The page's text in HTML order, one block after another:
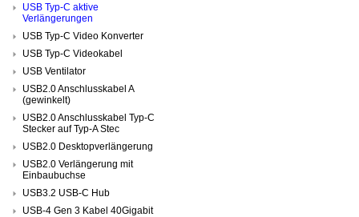
USB Typ-C aktive
Verlängerungen
USB Typ-C Video Konverter
USB Typ-C Videokabel
USB Ventilator
USB2.0 Anschlusskabel A
(gewinkelt)
USB2.0 Anschlusskabel Typ-C
Stecker auf Typ-A Stec
USB2.0 Desktopverlängerung
USB2.0 Verlängerung mit
Einbaubuchse
USB3.2 USB-C Hub
USB-4 Gen 3 Kabel 40Gigabit